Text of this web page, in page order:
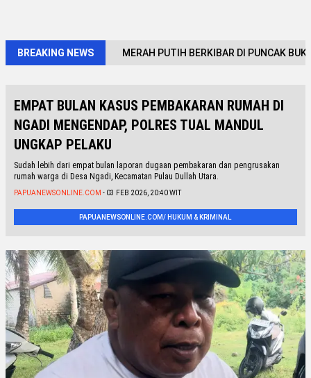
BREAKING NEWS MERAH PUTIH BERKIBAR DI PUNCAK
EMPAT BULAN KASUS PEMBAKARAN RUMAH DI
NGADI MENGENDAP, POLRES TUAL MANDUL
UNGKAP PELAKU
Sudah lebih dari empat bulan laporan dugaan pembakaran dan pengrusakan
rumah warga di Desa Ngadi, Kecamatan Pulau Dullah Utara.
PAPUANEWSONLINE.COM - 03 FEB 2026, 20:40 WIT
PAPUANEWSONLINE.COM/ HUKUM & KRIMINAL